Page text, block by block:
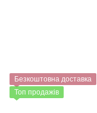
Безкоштовна доставка
Топ продажів